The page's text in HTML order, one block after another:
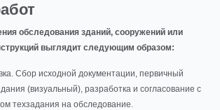
обследования зданий, сооружений или
выглядит следующим образом:
Сбор исходной документации, первичный
(визуальный), разработка и согласование с
техзадания на обследование.